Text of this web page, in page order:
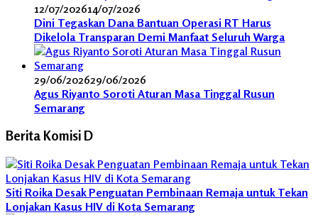
12/07/202614/07/2026
Dini Tegaskan Dana Bantuan Operasi RT Harus
Dikelola Transparan Demi Manfaat Seluruh Warga
29/06/202629/06/2026
Agus Riyanto Soroti Aturan Masa Tinggal Rusun
Semarang
Berita Komisi D
Siti Roika Desak Penguatan Pembinaan Remaja untuk Tekan
Lonjakan Kasus HIV di Kota Semarang